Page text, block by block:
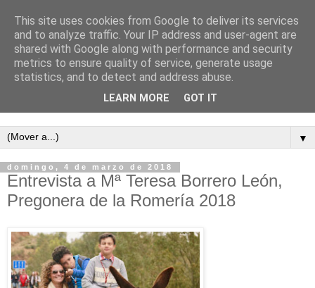
Semanario independiente de Calañas
▼
domingo, 4 de marzo de 2018
Entrevista a Mª Teresa Borrero León,
Pregonera de la Romería 2018
This site uses cookies from Google to deliver its services
and to analyze traffic. Your IP address and user-agent are
shared with Google along with performance and security
metrics to ensure quality of service, generate usage
statistics, and to detect and address abuse.
LEARN MORE GOT IT